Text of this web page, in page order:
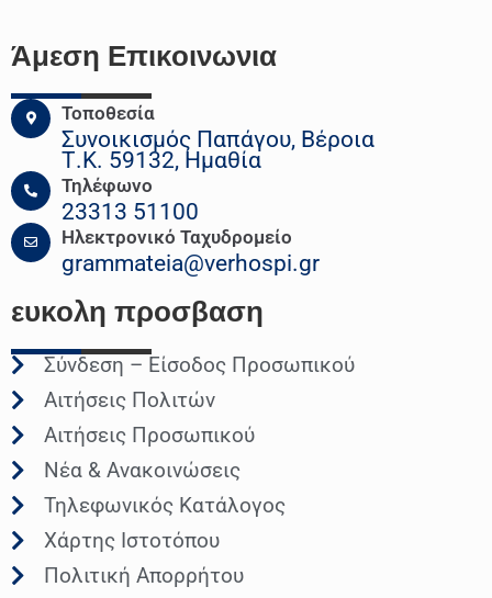
Άμεση Επικοινωνια
Τοποθεσία
Συνοικισμός Παπάγου, Βέροια
Τ.Κ. 59132, Ημαθία
Τηλέφωνο
23313 51100
Ηλεκτρονικό Ταχυδρομείο
grammateia@verhospi.gr
ευκολη προσβαση
Σύνδεση – Είσοδος Προσωπικού
Αιτήσεις Πολιτών
Αιτήσεις Προσωπικού
Νέα & Ανακοινώσεις
Τηλεφωνικός Κατάλογος
Χάρτης Ιστοτόπου
Πολιτική Απορρήτου